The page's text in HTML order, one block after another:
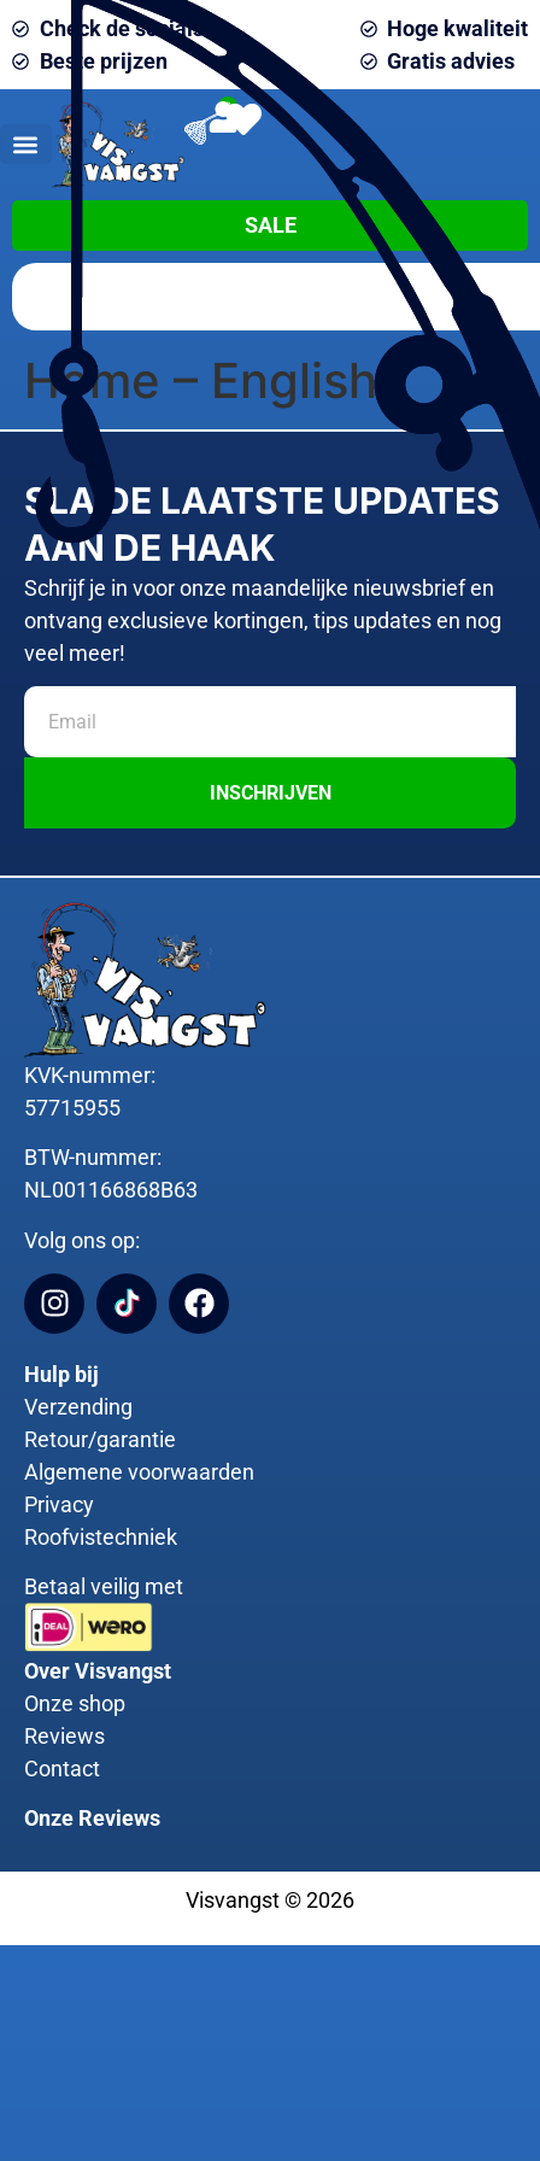
Check de socials
Beste prijzen
Hoge kwaliteit
Gratis advies
0
SALE
Home – English
SLA DE LAATSTE UPDATES
AAN DE HAAK
Schrijf je in voor onze maandelijke nieuwsbrief en
ontvang exclusieve kortingen, tips updates en nog
veel meer!
INSCHRIJVEN
KVK-nummer:
57715955
BTW-nummer:
NL001166868B63
Volg ons op:
Hulp bij
Verzending
Retour/garantie
Algemene voorwaarden
Privacy
Roofvistechniek
Betaal veilig met
Over Visvangst
Onze shop
Reviews
Contact
Onze Reviews
Visvangst © 2026